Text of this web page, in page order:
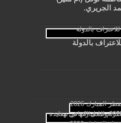
الجريري.
بالدولة